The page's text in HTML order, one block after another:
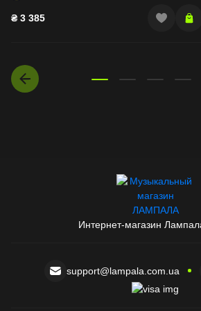
₴ 3 385
Интернет-магазин
support@lampala.com.ua